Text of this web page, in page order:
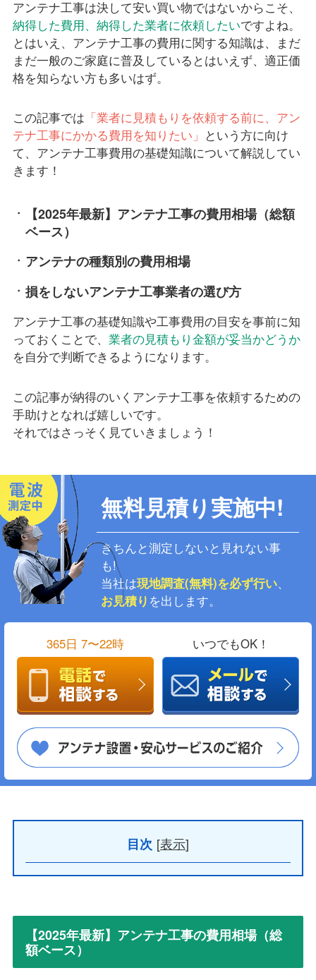
アンテナ工事は決して安い買い物ではないからこそ、
納得した費用、納得した業者に依頼したいですよね。
とはいえ、アンテナ工事の費用に関する知識は、まだ
まだ一般のご家庭に普及しているとはいえず、適正価
格を知らない方も多いはず。
この記事では 「業者に見積もりを依頼する前に、アン
テナ工事にかかる費用を知りたい」 という方に向け
て、アンテナ工事費用の基礎知識について解説してい
きます！
【2025年最新】アンテナ工事の費用相場（総額
ベース）
アンテナの種類別の費用相場
損をしないアンテナ工事業者の選び方
アンテナ工事の基礎知識や工事費用の目安を事前に知
っておくことで、 業者の見積もり金額が妥当かどうか
を自分で判断できるようになります。
この記事が納得のいくアンテナ工事を依頼するための
手助けとなれば嬉しいです。
それではさっそく見ていきましょう！
無料見積り実施中!
きちんと測定しないと見れない事
も!
当社は現地調査(無料)を必ず行い、
お見積り を出します。
365日 7〜22時 いつでもOK！
目次 [表示]
【2025年最新】アンテナ工事の費用相場（総
額ベース）